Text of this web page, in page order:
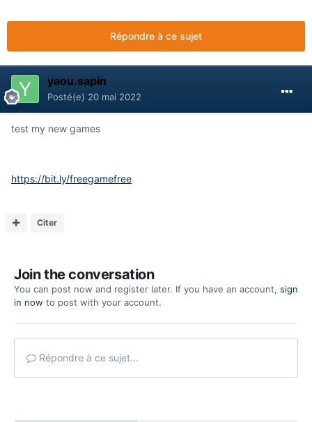
Répondre à ce sujet
yaou.sapin
Posté(e) 20 mai 2022
test my new games
https://bit.ly/freegamefree
Citer
Join the conversation
You can post now and register later. If you have an account, sign
in now to post with your account.
Répondre à ce sujet…